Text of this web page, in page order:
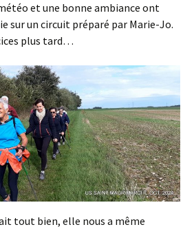
et une bonne ambiance ont
sur un circuit préparé par Marie-Jo.
plus tard…
tout bien, elle nous a même